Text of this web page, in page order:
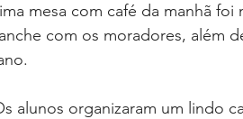
mesa com café da manhã foi
com os moradores, além
alunos organizaram um lindo